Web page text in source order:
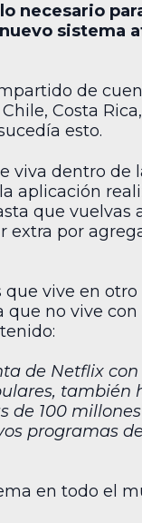
necesario
sistema
de
Costa
esto.
viva dentro de
aplicación
que vuelvas
extra por
vive en otro
no vive con
de Netflix con
también
de 100
programas
en todo el